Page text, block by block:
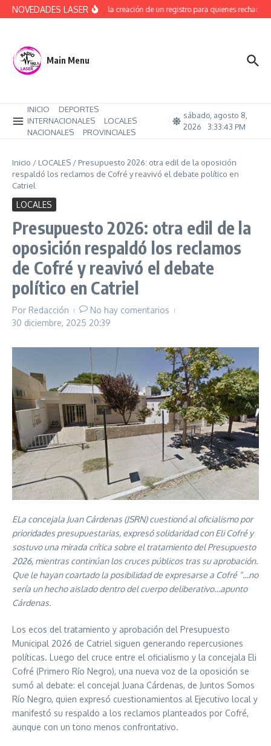
Saltar al contenido
NOVEDADES LASERAvanza la creación de un registro para quienes rechacen
Main Menu
INICIO
DEPORTES
INTERNACIONALES
LOCALES
NACIONALES
PROVINCIALES
sábado, agosto 8,
2026
3:33:44 PM
Inicio / LOCALES / Presupuesto 2026: otra edil de la oposición
respaldó los reclamos de Cofré y reavivó el debate político en
Catriel
LOCALES
Presupuesto 2026: otra edil de la
oposición respaldó los reclamos
de Cofré y reavivó el debate
político en Catriel
Por Redacción
No hay comentarios
30 diciembre, 2025 20:39
ELa concejala Juan Cárdenas (JSRN) cuestionó al oficialismo por
prioridades presupuestarias, expresó solidaridad con Eli Cofré y
sostuvo una mirada crítica sobre el tratamiento del Presupuesto
2026, mientras continúan los cruces públicos tras su aprobación.
Que le hayan coartado la posibilidad de expresarse a Cofré “…no
sería un hecho aislado dentro del cuerpo deliberativo…apunto
Cárdenas.
Los ecos del tratamiento y aprobación del Presupuesto
Municipal 2026 de Catriel siguen generando repercusiones
políticas. Luego del cruce entre el oficialismo y la concejala Eli
Cofré (Primero Río Negro), una nueva voz de la oposición se
sumó al debate: el concejal Juana Cárdenas, de Juntos Somos
Río Negro, quien expresó cuestionamientos al Ejecutivo local y
manifestó su respaldo a los reclamos planteados por Cofré,
aunque con un tono menos confrontativo.